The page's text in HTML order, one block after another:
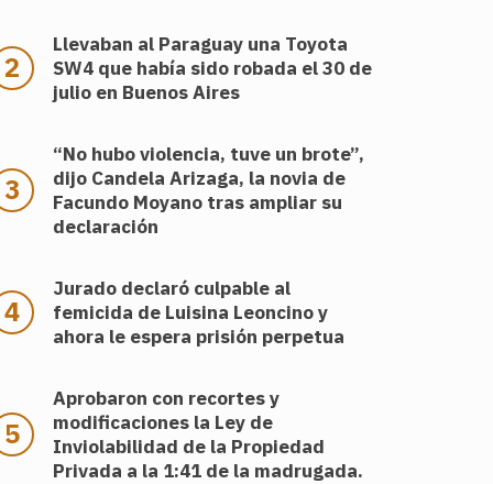
Llevaban al Paraguay una Toyota
SW4 que había sido robada el 30 de
julio en Buenos Aires
“No hubo violencia, tuve un brote”,
dijo Candela Arizaga, la novia de
Facundo Moyano tras ampliar su
declaración
Jurado declaró culpable al
femicida de Luisina Leoncino y
ahora le espera prisión perpetua
Aprobaron con recortes y
modificaciones la Ley de
Inviolabilidad de la Propiedad
Privada a la 1:41 de la madrugada.